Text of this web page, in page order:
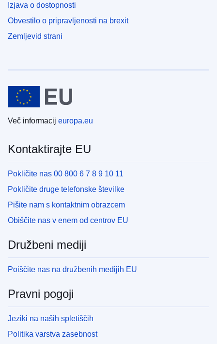
Izjava o dostopnosti
Obvestilo o pripravljenosti na brexit
Zemljevid strani
Več informacij europa.eu
Kontaktirajte EU
Pokličite nas 00 800 6 7 8 9 10 11
Pokličite druge telefonske številke
Pišite nam s kontaktnim obrazcem
Obiščite nas v enem od centrov EU
Družbeni mediji
Poiščite nas na družbenih medijih EU
Pravni pogoji
Jeziki na naših spletiščih
Politika varstva zasebnost